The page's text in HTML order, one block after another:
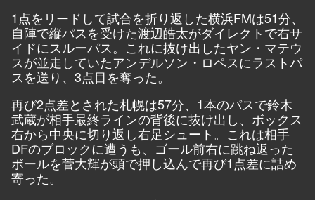
1点をリードして試合を折り返した横浜FMは51分、
自陣で縦パスを受けた渡辺皓太がダイレクトで右サ
イドにスルーパス。これに抜け出したヤン・マテウ
スが並走していたアンデルソン・ロペスにラストパ
スを送り、3点目を奪った。
再び2点差とされた札幌は57分、1本のパスで鈴木
武蔵が相手最終ラインの背後に抜け出し、ボックス
右から中央に切り返し右足シュート。これは相手
DFのブロックに遭うも、ゴール前右に跳ね返った
ボールを菅大輝が頭で押し込んで再び1点差に詰め
寄った。